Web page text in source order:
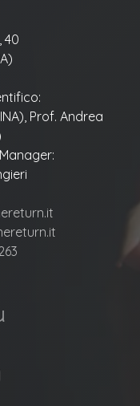
40
Prof. Andrea